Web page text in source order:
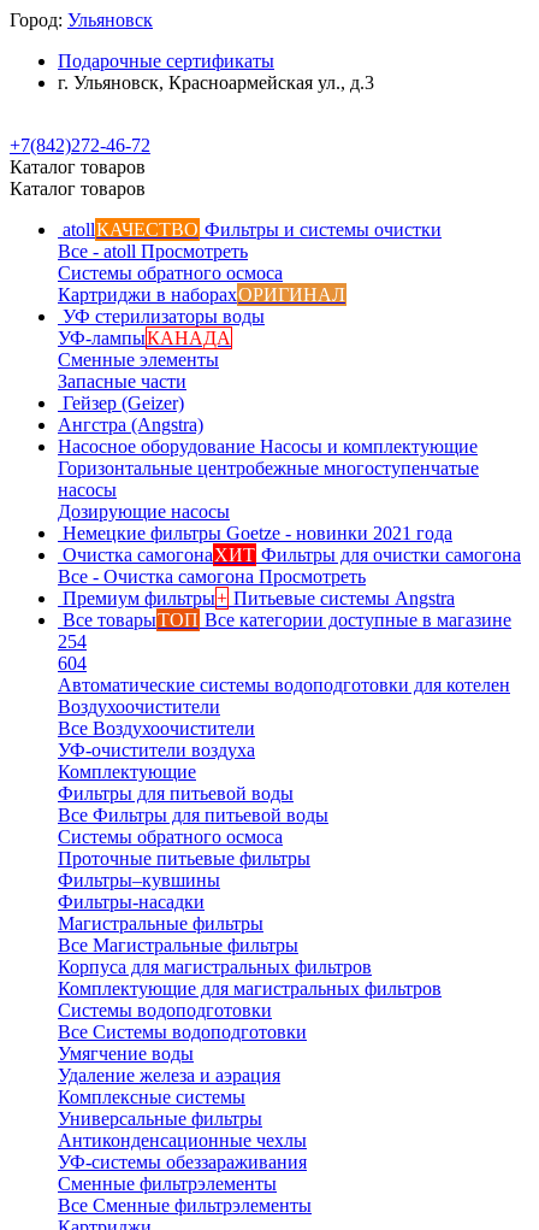
Город: Ульяновск
Подарочные сертификаты
г. Ульяновск, Красноармейская ул., д.3
+7(842)272-46-72
Каталог товаров
Каталог товаров
atollКАЧЕСТВО Фильтры и системы очистки
Все - atoll Просмотреть
Системы обратного осмоса
Картриджи в наборахОРИГИНАЛ
УФ стерилизаторы воды
УФ-лампыКАНАДА
Сменные элементы
Запасные части
Гейзер (Geizer)
Ангстра (Angstra)
Насосное оборудование Насосы и комплектующие
Горизонтальные центробежные многоступенчатые
насосы
Дозирующие насосы
Немецкие фильтры Goetze - новинки 2021 года
Очистка самогонаХИТ Фильтры для очистки самогона
Все - Очистка самогона Просмотреть
Премиум фильтры+ Питьевые системы Angstra
Все товарыТОП Все категории доступные в магазине
254
604
Автоматические системы водоподготовки для котелен
Воздухоочистители
Все Воздухоочистители
УФ-очистители воздуха
Комплектующие
Фильтры для питьевой воды
Все Фильтры для питьевой воды
Системы обратного осмоса
Проточные питьевые фильтры
Фильтры–кувшины
Фильтры-насадки
Магистральные фильтры
Все Магистральные фильтры
Корпуса для магистральных фильтров
Комплектующие для магистральных фильтров
Системы водоподготовки
Все Системы водоподготовки
Умягчение воды
Удаление железа и аэрация
Комплексные системы
Универсальные фильтры
Антиконденсационные чехлы
УФ-системы обеззараживания
Сменные фильтрэлементы
Все Сменные фильтрэлементы